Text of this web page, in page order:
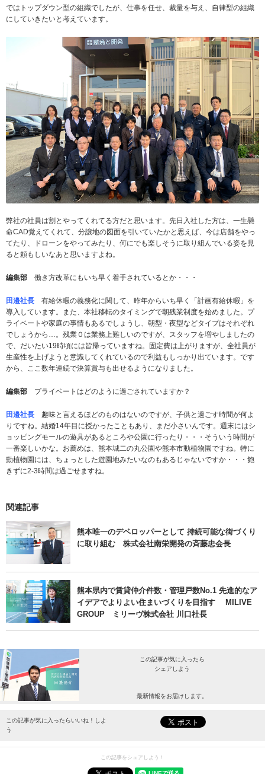
ではトップダウン型の組織でしたが、仕事を任せ、裁量を与え、自律型の組織
にしていきたいと考えています。
弊社の社員は割とやってくれてる方だと思います。先日入社した方は、一生懸
命CAD覚えてくれて、分譲地の図面を引いていたかと思えば、今は店舗をやっ
てたり、ドローンをやってみたり、何にでも楽しそうに取り組んでいる姿を見
ると頼もしいなあと思いますよね。
編集部 働き方改革にもいち早く着手されているとか・・・
田邉社長
有給休暇の義務化に関して、昨年からいち早く「計画有給休暇」を
導入しています。また、本社移転のタイミングで朝残業制度を始めました。プ
ライベートや家庭の事情もあるでしょうし、朝型・夜型などタイプはそれぞれ
でしょうから…。残業０は業務上難しいのですが、スタッフを増やしましたの
で、だいたい19時頃には皆帰っていますね。固定費は上がりますが、全社員が
生産性を上げようと意識してくれているので利益もしっかり出ています。です
から、ここ数年連続で決算賞与も出せるようになりました。
編集部 プライベートはどのように過ごされていますか？
田邉社長
趣味と言えるほどのものはないのですが、子供と過ごす時間が何よ
りですね。結婚14年目に授かったこともあり、まだ小さいんです。週末にはシ
ョッピングモールの遊具があるところや公園に行ったり・・・そういう時間が
一番楽しいかな。お薦めは、熊本城二の丸公園や熊本市動植物園ですね。特に
動植物園には、ちょっとした遊園地みたいなのもあるじゃないですか・・・飽
きずに2-3時間は過ごせますね。
関連記事
熊本唯一のデベロッパーとして 持続可能な街づくり
に取り組む 株式会社南栄開発の斉藤忠会長
熊本県内で賃貸仲介件数・管理戸数No.1 先進的なア
イデアでよりよい住まいづくりを目指す MILIVE
GROUP ミリーヴ株式会社 川口社長
この記事が気に入ったら
シェアしよう
最新情報をお届けします。
この記事が気に入ったらいいね！しよ
う
この記事をシェアしよう！